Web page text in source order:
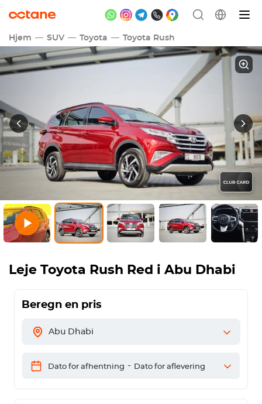
Hjem SUV Toyota Toyota Rush
Leje Toyota Rush Red i Abu Dhabi
Beregn en pris
Abu Dhabi
Dato for afhentning - Dato for aflevering